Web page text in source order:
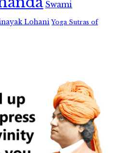
Swami
Lohani Yoga Sutras of